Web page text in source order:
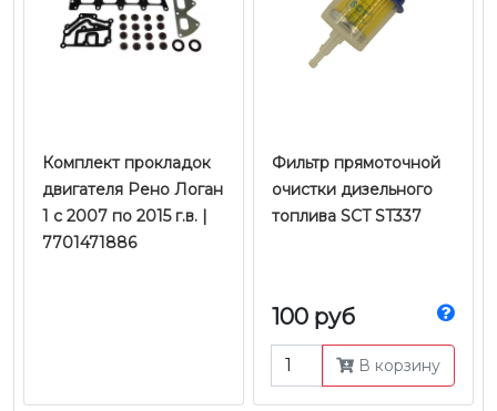
Комплект прокладок
двигателя Рено Логан
1 c 2007 по 2015 г.в. |
7701471886
Фильтр прямоточной
очистки дизельного
топлива SCT ST337
100 руб
В корзину